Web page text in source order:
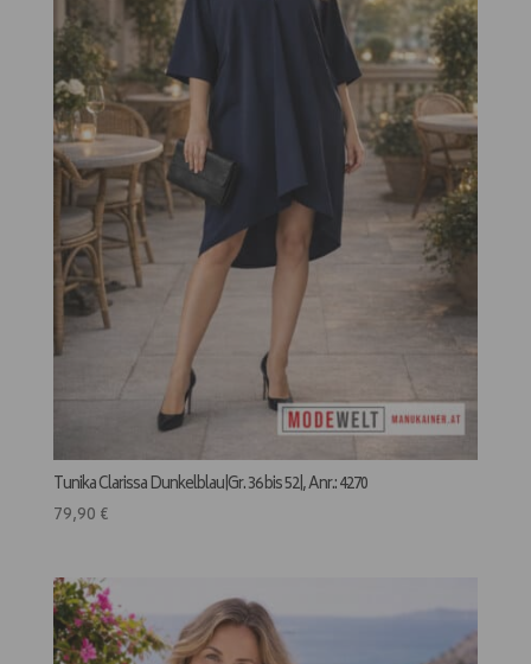
Tunika Clarissa Dunkelblau|Gr. 36 bis 52|, Anr.: 4270
79,90 €